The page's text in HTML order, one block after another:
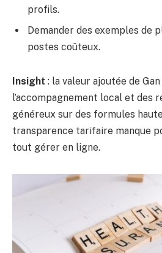
profils.
Demander des exemples de
postes coûteux.
Insight : la valeur ajoutée de
l’accompagnement local et des
généreux sur des formules
transparence tarifaire manque
tout gérer en ligne.